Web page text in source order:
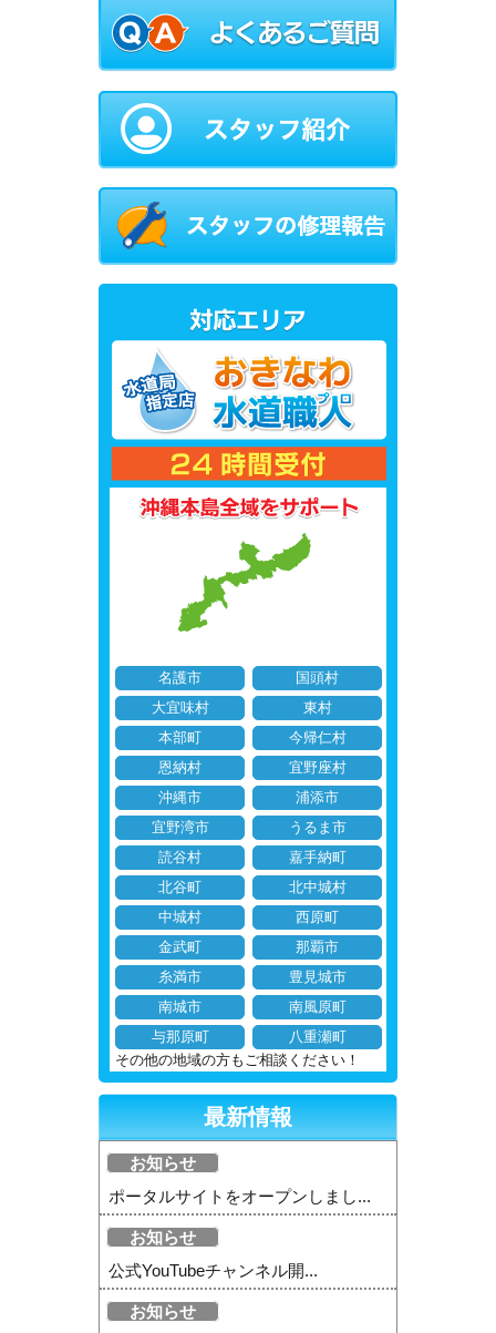
名護市
国頭村
大宜味村
東村
本部町
今帰仁村
恩納村
宜野座村
沖縄市
浦添市
宜野湾市
うるま市
読谷村
嘉手納町
北谷町
北中城村
中城村
西原町
金武町
那覇市
糸満市
豊見城市
南城市
南風原町
与那原町
八重瀬町
その他の地域の方もご相談ください！
最新情報
お知らせ
ポータルサイトをオープンしまし...
お知らせ
公式YouTubeチャンネル開...
お知らせ